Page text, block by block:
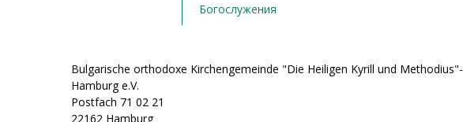
Богослужения
Bulgarische orthodoxe Kirchengemeinde "Die Heiligen Kyrill und Methodius"-
Hamburg e.V.
Postfach 71 02 21
22162 Hamburg